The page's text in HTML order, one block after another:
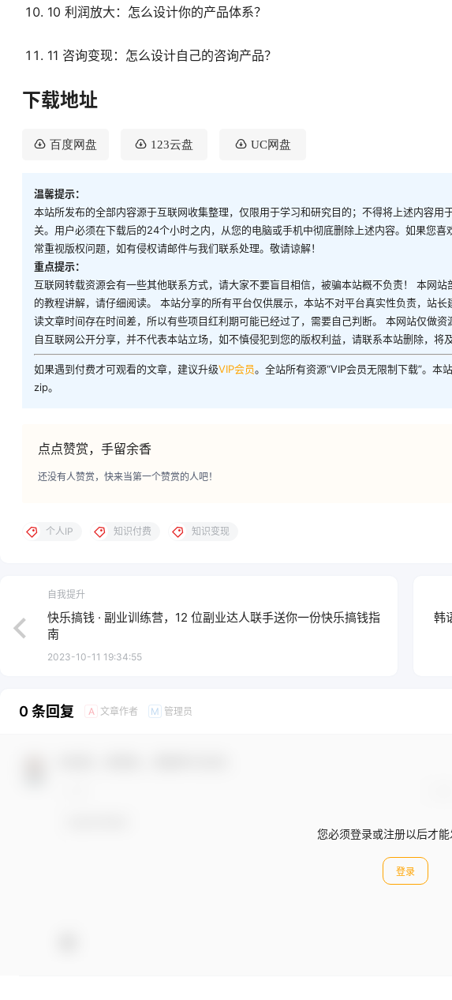
10 利润放大：怎么设计你的产品体系？
11 咨询变现：怎么设计自己的咨询产品？
下载地址
百度网盘 123云盘 UC网盘
温馨提示：
本站所发布的全部内容源于互联网收集整理，仅限用于学习和研究目的；不得将上述内容
关。用户必须在下载后的24个小时之内，从您的电脑或手机中彻底删除上述内容。如果您
常重视版权问题，如有侵权请邮件与我们联系处理。敬请谅解！
重点提示：
互联网转载资源会有一些其他联系方式，请大家不要盲目相信，被骗本站概不负责！ 本网
的教程讲解，请仔细阅读。 本站分享的所有平台仅供展示，本站不对平台真实性负责，站
读文章时间存在时间差，所以有些项目红利期可能已经过了，需要自己判断。 本网站仅做
自互联网公开分享，并不代表本站立场，如不慎侵犯到您的版权利益，请联系本站删除，将及
如果遇到付费才可观看的文章，建议升级VIP会员。全站所有资源“VIP会员无限制下载”。
zip。
点点赞赏，手留余香
还没有人赞赏，快来当第一个赞赏的人吧！
个人IP 知识付费 知识变现
自我提升
快乐搞钱 · 副业训练营，12 位副业达人联手送你一份快乐搞钱指
南
2023-10-11 19:34:55
韩
0 条回复 A 文章作者 M 管理员
您必须登录或注册以后才
登录